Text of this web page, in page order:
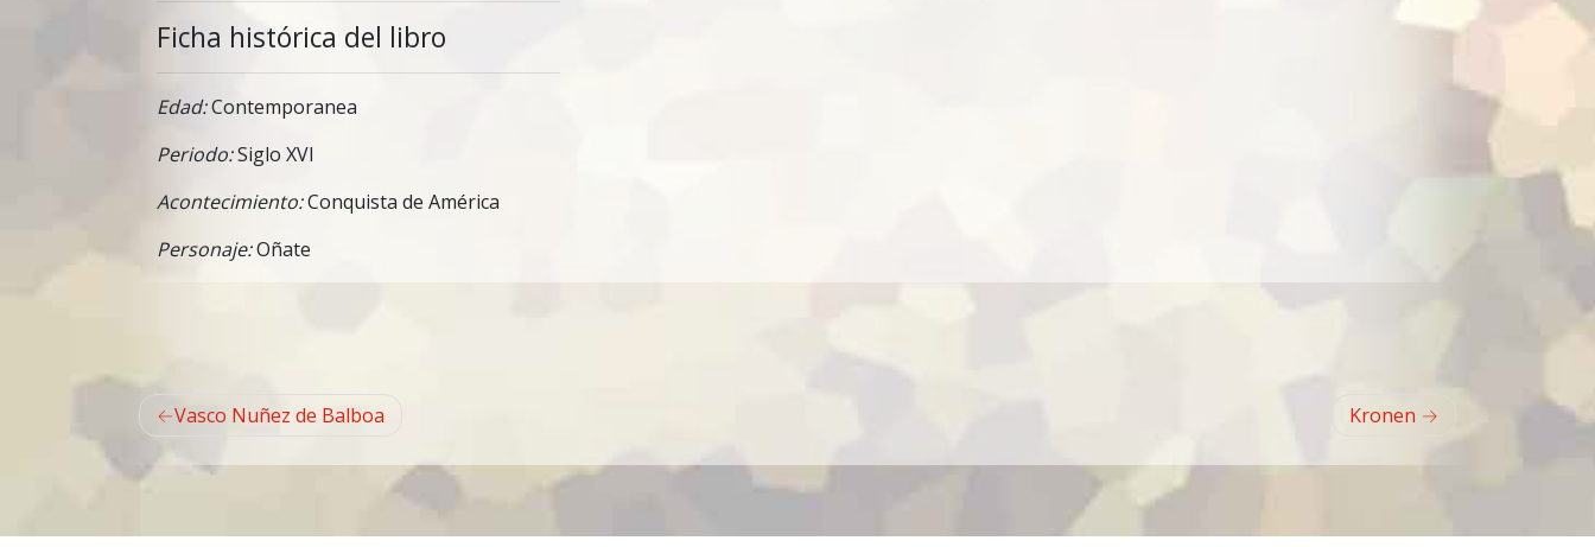
Ficha histórica del libro
Edad:Contemporanea
Periodo:Siglo XVI
Acontecimiento:Conquista de América
Personaje:Oñate
Navegación
de
entradas
Vasco Nuñez de Balboa Kronen